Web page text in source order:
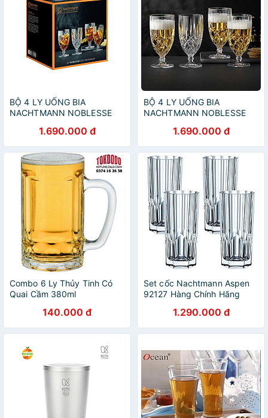
BỘ 4 LY UỐNG BIA
NACHTMANN NOBLESSE
Hàng chính hãng
1.690.000 đ
BỘ 4 LY UỐNG BIA
NACHTMANN NOBLESSE
hàng chính hãng
1.690.000 đ
Combo 6 Ly Thủy Tinh Có
Quai Cầm 380ml
Làm Ly Uống Bia
140.000 đ
Set cốc Nachtmann Aspen
92127 Hàng Chính Hãng
1.290.000 đ